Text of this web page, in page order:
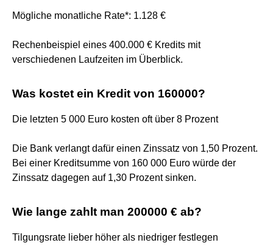
Mögliche monatliche Rate*: 1.128 €
Rechenbeispiel eines 400.000 € Kredits mit
verschiedenen Laufzeiten im Überblick.
Was kostet ein Kredit von 160000?
Die letzten 5 000 Euro kosten oft über 8 Prozent
Die Bank verlangt dafür einen Zinssatz von 1,50 Prozent.
Bei einer Kreditsumme von 160 000 Euro würde der
Zinssatz dagegen auf 1,30 Prozent sinken.
Wie lange zahlt man 200000 € ab?
Tilgungsrate lieber höher als niedriger festlegen